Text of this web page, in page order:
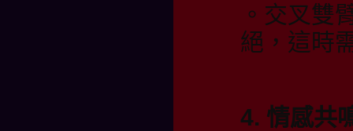
。交叉雙
絕，這時
4. 情感共